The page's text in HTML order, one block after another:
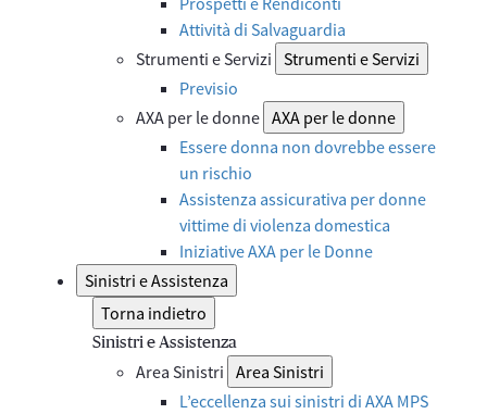
Attività di Salvaguardia
Strumenti e Servizi Strumenti e Servizi
Previsio
AXA per le donne AXA per le donne
Essere donna non dovrebbe essere
un rischio
Assistenza assicurativa per donne
vittime di violenza domestica
Iniziative AXA per le Donne
Sinistri e Assistenza
Torna indietro
Sinistri e Assistenza
Area Sinistri Area Sinistri
L’eccellenza sui sinistri di AXA MPS